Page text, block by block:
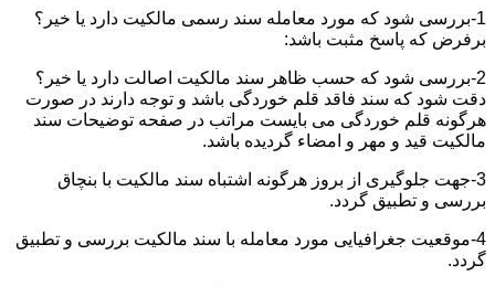
1-بررسی شود که مورد معامله سند رسمی مالکیت دارد یا خیر؟
برفرض که پاسخ مثبت باشد:
2-بررسی شود که حسب ظاهر سند مالکیت اصالت دارد یا خیر؟
دقت شود که سند فاقد قلم خوردگی باشد و توجه دارند در صورت
هرگونه قلم خوردگی می بایست مراتب در صفحه توضیحات سند
مالکیت قید و مهر و امضاء گردیده باشد.
3-جهت جلوگیری از بروز هرگونه اشتباه سند مالکیت با بنچاق
بررسی و تطبیق گردد.
4-موقعیت جغرافیایی مورد معامله با سند مالکیت بررسی و تطبیق
گردد.